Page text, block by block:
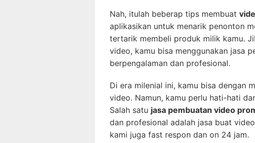
Nah, itulah beberap tips membuat
aplikasikan untuk menarik penonton
tertarik membeli produk milik kamu.
video, kamu bisa menggunakan jasa
berpengalaman dan profesional.
Di era milenial ini, kamu bisa dengan
video. Namun, kamu perlu hati-hati
Salah satu jasa pembuatan video
dan profesional adalah jasa buat
kami juga fast respon dan on 24 jam.